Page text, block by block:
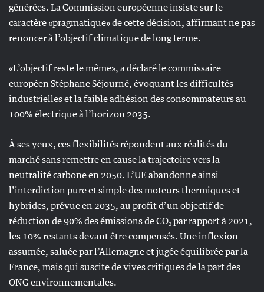
générées. La Commission européenne insiste sur le
caractère «pragmatique» de cette décision, affirmant ne pas
renoncer à l’objectif climatique de long terme.
«L’objectif reste le même», a déclaré le commissaire
européen Stéphane Séjourné, évoquant les difficultés
industrielles et la faible adhésion des consommateurs au
100% électrique à l’horizon 2035.
À ses yeux, ces flexibilités répondent aux réalités du
marché sans remettre en cause la trajectoire vers la
neutralité carbone en 2050. L’UE abandonne ainsi
l’interdiction pure et simple des moteurs thermiques et
hybrides, prévue en 2035, au profit d’un objectif de
réduction de 90% des émissions de CO₂ par rapport à 2021,
les 10% restants devant être compensés. Une inflexion
assumée, saluée par l’Allemagne et jugée équilibrée par la
France, mais qui suscite de vives critiques de la part des
ONG environnementales.